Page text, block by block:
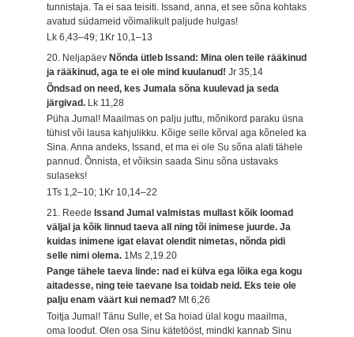
tunnistaja. Ta ei saa teisiti. Issand, anna, et see sõna kohtaks
avatud südameid võimalikult paljude hulgas!
Lk 6,43–49; 1Kr 10,1–13
20. Neljapäev Nõnda ütleb Issand: Mina olen teile rääkinud
ja rääkinud, aga te ei ole mind kuulanud!Jr 35,14
Õndsad on need, kes Jumala sõna kuulevad ja seda
järgivad. Lk 11,28
Püha Jumal! Maailmas on palju juttu, mõnikord paraku üsna
tühist või lausa kahjulikku. Kõige selle kõrval aga kõneled ka
Sina. Anna andeks, Issand, et ma ei ole Su sõna alati tähele
pannud. Õnnista, et võiksin saada Sinu sõna ustavaks
sulaseks!
1Ts 1,2–10; 1Kr 10,14–22
21. Reede Issand Jumal valmistas mullast kõik loomad
väljal ja kõik linnud taeva all ning tõi inimese juurde. Ja
kuidas inimene igat elavat olendit nimetas, nõnda pidi
selle nimi olema. 1Ms 2,19.20
Pange tähele taeva linde: nad ei külva ega lõika ega kogu
aitadesse, ning teie taevane Isa toidab neid. Eks teie ole
palju enam väärt kui nemad? Mt 6,26
Toitja Jumal! Tänu Sulle, et Sa hoiad ülal kogu maailma,
oma loodut. Olen osa Sinu kätetööst, mindki kannab Sinu